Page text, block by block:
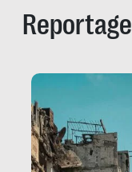
Reportage